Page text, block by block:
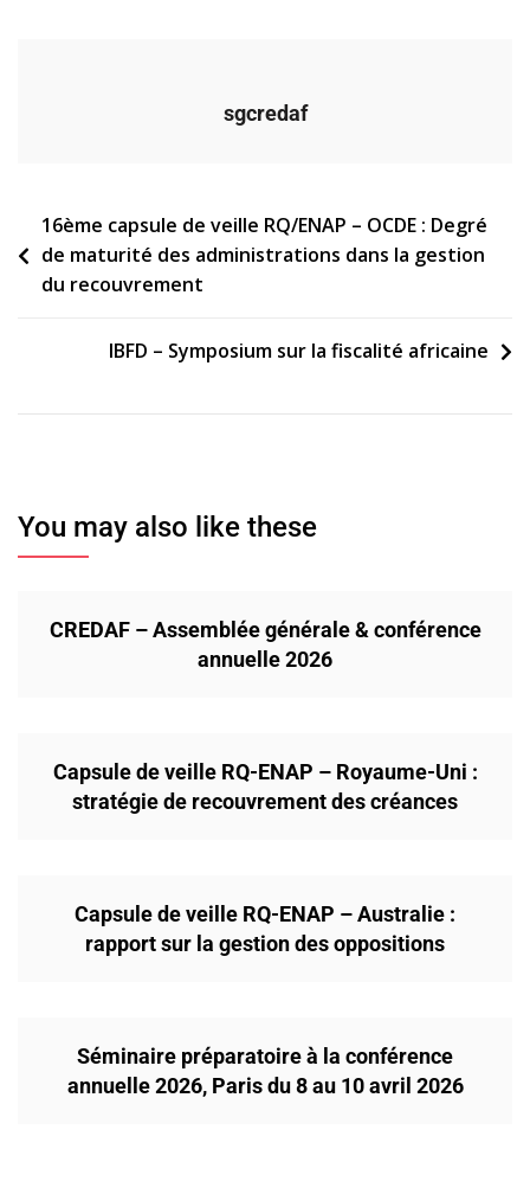
sgcredaf
Navigation
de
l’article
16ème capsule de veille RQ/ENAP – OCDE : Degré
de maturité des administrations dans la gestion
du recouvrement
IBFD – Symposium sur la fiscalité africaine
You may also like these
CREDAF – Assemblée générale & conférence
annuelle 2026
Capsule de veille RQ-ENAP – Royaume-Uni :
stratégie de recouvrement des créances
Capsule de veille RQ-ENAP – Australie :
rapport sur la gestion des oppositions
Séminaire préparatoire à la conférence
annuelle 2026, Paris du 8 au 10 avril 2026